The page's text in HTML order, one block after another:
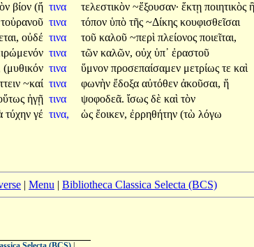
βίον (ἤ τινα τελεστικὸν ~ἕξουσαν· ἕκτῃ ποιητικὸς ἢ
τοὐρανοῦ τινα τόπον ὑπὸ τῆς ~Δίκης κουφισθεῖσαι
οὐδέ τινα τοῦ καλοῦ ~περὶ πλείονος ποιεῖται,
τινα τῶν καλῶν, οὐχ ὑπ᾽ ἐραστοῦ
(μυθικόν τινα ὕμνον προσεπαίσαμεν μετρίως τε καὶ
~καί τινα φωνὴν ἔδοξα αὐτόθεν ἀκοῦσαι, ἥ
ἡγῇ τινα ψοφοδεᾶ. ἴσως δὲ καὶ τὸν
τύχην γέ τινα, ὡς ἔοικεν, ἐρρηθήτην (τὼ λόγω
| Menu | Bibliotheca Classica Selecta (BCS)